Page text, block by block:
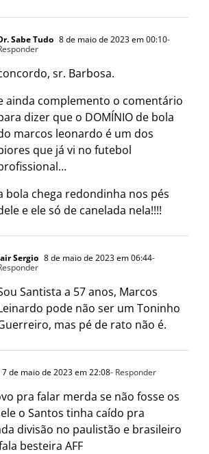
Sabe Tudo 8 de maio de 2023 em 00:10-
sr. Barbosa.
ainda complemento o comentário
dizer que o DOMÍNIO de bola
marcos leonardo é um dos
que já vi no futebol
bola chega redondinha nos pés
e ele só de canelada nela!!!!
Sergio 8 de maio de 2023 em 06:44-
Santista a 57 anos, Marcos
pode não ser um Toninho
mas pé de rato não é.
7 de maio de 2023 em 22:08- Responder
pra falar merda se não fosse os
o Santos tinha caído pra
divisão no paulistão e brasileiro
besteira AFF